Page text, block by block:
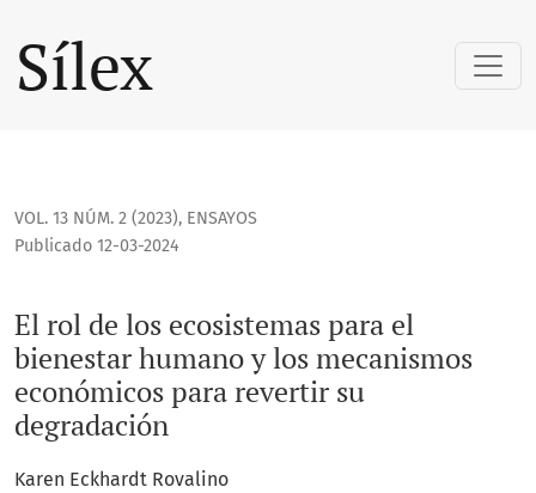
Sílex
VOL. 13 NÚM. 2 (2023), ENSAYOS
El rol de los ecosistemas para el
bienestar humano y los mecanismos
económicos para revertir su
degradación
Publicado 12-03-2024
Karen Eckhardt Rovalino